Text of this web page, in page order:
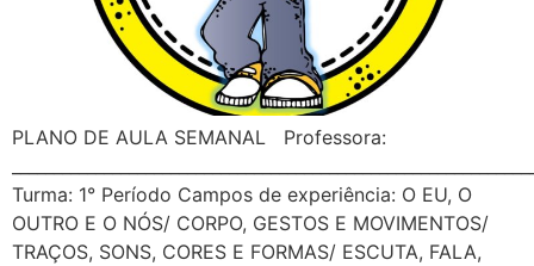
PLANO DE AULA SEMANAL Professora:
Turma: 1° Período Campos de experiência: O EU, O
OUTRO E O NÓS/ CORPO, GESTOS E MOVIMENTOS/
TRAÇOS, SONS, CORES E FORMAS/ ESCUTA, FALA,